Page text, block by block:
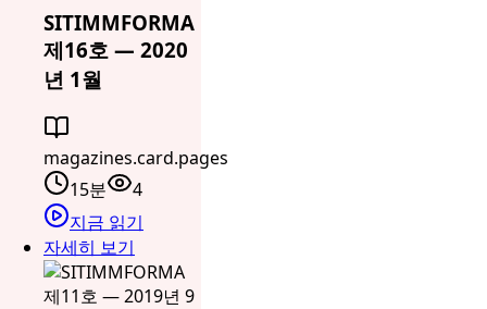
SITIMMFORMA
제16호 — 2020
년 1월
magazines.card.pages
15분
4
지금 읽기
자세히 보기